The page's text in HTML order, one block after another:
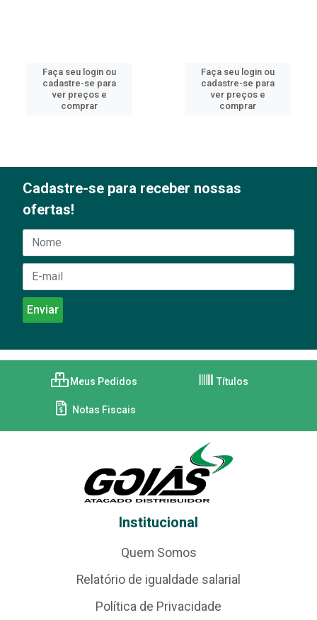
Faça seu login ou
cadastre-se para
ver preços e
comprar
Faça seu login ou
cadastre-se para
ver preços e
comprar
Cadastre-se para receber nossas
ofertas!
Meus Pedidos Títulos
Notas Fiscais
Institucional
Quem Somos
Relatório de igualdade salarial
Política de Privacidade